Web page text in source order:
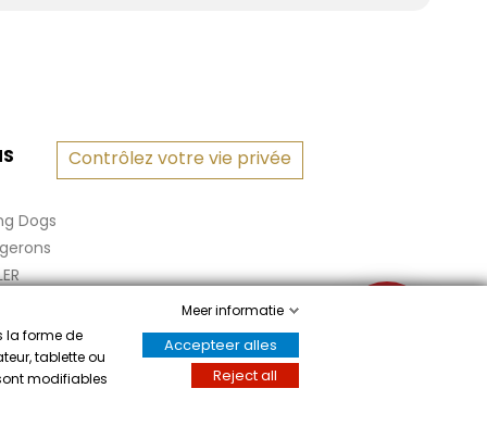
Dogs
Contrôlez votre vie privée
attest te tonen
la forme de
tablette ou
modifiables
Meer informatie
Accepteer alles
Reject all